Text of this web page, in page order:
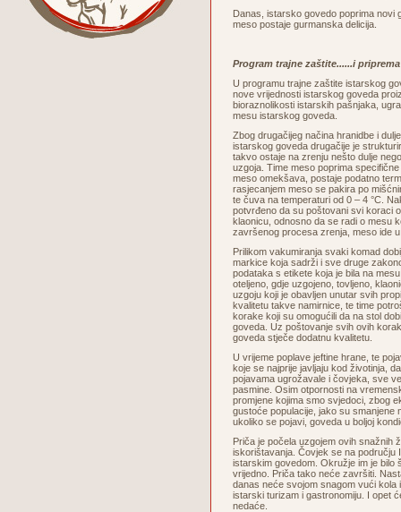
Danas, istarsko govedo poprima novi
meso postaje gurmanska delicija.
Program trajne zaštite......i
U programu trajne zaštite istarskog
nove vrijednosti istarskog goveda
bioraznolikosti istarskih pašnjaka,
mesu istarskog goveda.
Zbog drugačijeg načina hranidbe i
istarskog goveda drugačije je
takvo ostaje na zrenju nešto dulje
uzgoja. Time meso poprima
meso omekšava, postaje podatno
rasjecanjem meso se pakira po
te čuva na temperaturi od 0 – 4 °C.
potvrđeno da su poštovani svi koraci
klaonicu, odnosno da se radi o mesu
završenog procesa zrenja, meso ide
Prilikom vakumiranja svaki komad
markice koja sadrži i sve druge
podataka s etikete koja je bila na
oteljeno, gdje uzgojeno, tovljeno,
uzgoju koji je obavljen unutar svih
kvalitetu takve namirnice, te time
korake koji su omogućili da na stol
goveda. Uz poštovanje svih ovih
goveda stječe dodatnu kvalitetu.
U vrijeme poplave jeftine hrane, te
koje se najprije javljaju kod životinja,
pojavama ugrožavale i čovjeka, sve
pasmine. Osim otpornosti na
promjene kojima smo svjedoci, zbog
gustoće populacije, jako su smanjene
ukoliko se pojavi, goveda u boljoj
Priča je počela uzgojem ovih snažnih
iskorištavanja. Čovjek se na području
istarskim govedom. Okružje im je bilo
vrijedno. Priča tako neće završiti.
danas neće svojom snagom vući kola
istarski turizam i gastronomiju. I opet
nedaće.